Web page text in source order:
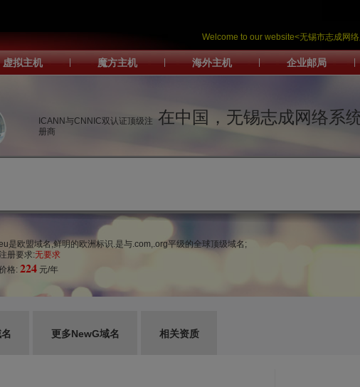
Welcome to our website<无锡市志成网
虚拟主机 | 魔方主机 | 海外主机 | 企业邮局 |
ICANN与CNNIC双认证顶级注
册商
在中国，无锡志成网络系
是欧盟域名,鲜明的欧洲标识.是与.com,.org平级的全球顶级域名;
册要求:无要求
格: 224 元/年
更多NewG域名 相关资质